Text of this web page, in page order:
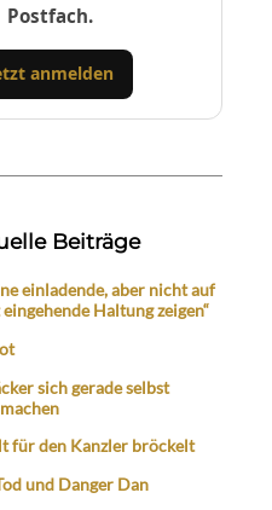
Postfach.
anmelden
Beiträge
einladende, aber nicht auf
Haltung zeigen“
sich gerade selbst
für den Kanzler bröckelt
und Danger Dan